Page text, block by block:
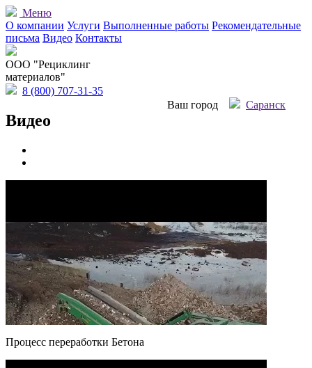
Меню
О компании Услуги Выполненные работы Рекомендательные
письма Видео Контакты
OOO "Рециклинг
материалов"
8 (800) 707-31-35
Ваш город
Саранск
Видео
Процесс переработки Бетона